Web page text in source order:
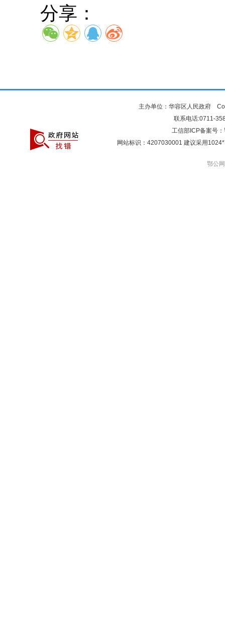
分享：
主办单位：华容区人民政府
联系电话:0711-
工信部ICP备案号：
网站标识：4207030001 建议采用
鄂公